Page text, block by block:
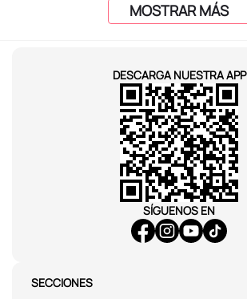
MOSTRAR MÁS
DESCARGA NUESTRA APP
SÍGUENOS EN
SECCIONES